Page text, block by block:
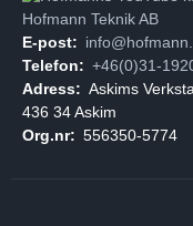
Hofmann Teknik AB
E-post:
Telefon: +46(0)31-
Adress: Askims
436 34 Askim
Org.nr: 556350-5774